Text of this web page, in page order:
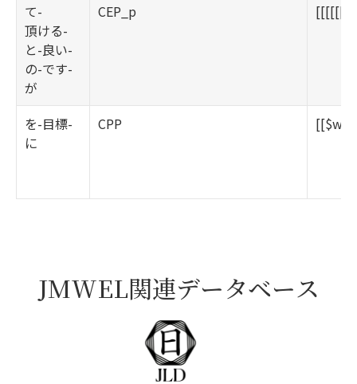
て-
頂ける-
と-良い-
の-です-
が
CEP_p
を-目標-
に
CPP
JMWEL関連データベース